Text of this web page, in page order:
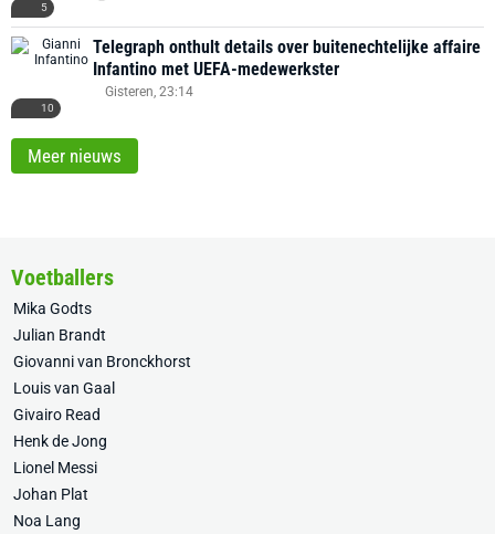
5
10
Telegraph onthult details over buitenechtelijke affaire
Infantino met UEFA-medewerkster
Gisteren, 23:14
Meer nieuws
Voetballers
Mika Godts
Julian Brandt
Giovanni van Bronckhorst
Louis van Gaal
Givairo Read
Henk de Jong
Lionel Messi
Johan Plat
Noa Lang